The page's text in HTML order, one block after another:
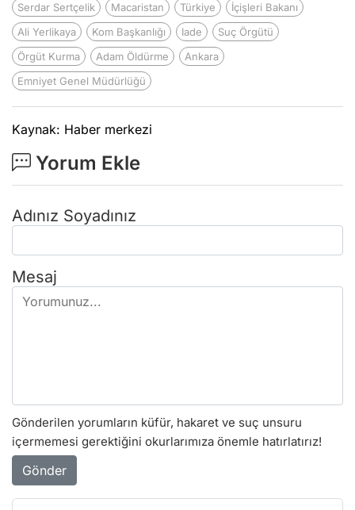
Serdar Sertçelik Macaristan Türkiye
İçişleri Bakanı
Ali Yerlikaya
Kom Başkanlığı Iade
Suç Örgütü
Örgüt Kurma
Adam Öldürme
Ankara
Emniyet Genel Müdürlüğü
Kaynak: Haber merkezi
Yorum Ekle
Adınız Soyadınız
Mesaj
Gönderilen yorumların küfür, hakaret ve suç unsuru
içermemesi gerektiğini okurlarımıza önemle hatırlatırız!
Gönder